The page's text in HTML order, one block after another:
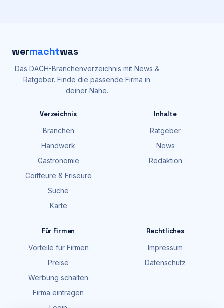
wermachtwas
Das DACH-Branchenverzeichnis mit News &
Ratgeber. Finde die passende Firma in
deiner Nähe.
Verzeichnis
Branchen
Handwerk
Gastronomie
Coiffeure & Friseure
Suche
Karte
Inhalte
Ratgeber
News
Redaktion
Für Firmen
Vorteile für Firmen
Preise
Werbung schalten
Firma eintragen
Rechtliches
Impressum
Datenschutz